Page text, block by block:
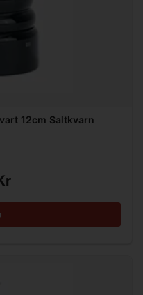
12cm Saltkvarn